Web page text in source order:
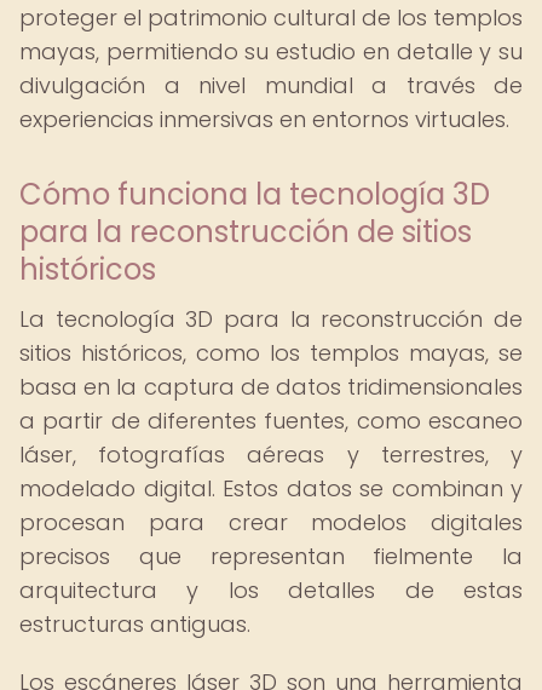
proteger el patrimonio cultural de los templos
mayas, permitiendo su estudio en detalle y su
divulgación a nivel mundial a través de
experiencias inmersivas en entornos virtuales.
Cómo funciona la tecnología 3D
para la reconstrucción de sitios
históricos
La tecnología 3D para la reconstrucción de
sitios históricos, como los templos mayas, se
basa en la captura de datos tridimensionales
a partir de diferentes fuentes, como escaneo
láser, fotografías aéreas y terrestres, y
modelado digital. Estos datos se combinan y
procesan para crear modelos digitales
precisos que representan fielmente la
arquitectura y los detalles de estas
estructuras antiguas.
Los escáneres láser 3D son una herramienta